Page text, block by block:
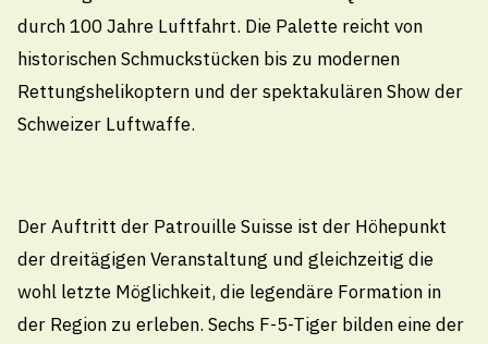
27.4.2026
100 Jahre Flugplatz
weitere Termine laden
durch 100 Jahre Luftfahrt. Die Palette reicht von
historischen Schmuckstücken bis zu modernen
Rettungshelikoptern und der spektakulären Show der
Schweizer Luftwaffe.
Der Auftritt der Patrouille Suisse ist der Höhepunkt
der dreitägigen Veranstaltung und gleichzeitig die
wohl letzte Möglichkeit, die legendäre Formation in
der Region zu erleben. Sechs F-5-Tiger bilden eine der